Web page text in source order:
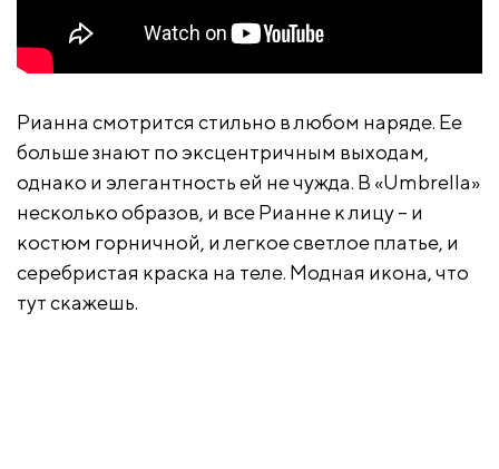
Рианна смотрится стильно в любом наряде. Ее
больше знают по эксцентричным выходам,
однако и элегантность ей не чужда. В «Umbrella»
несколько образов, и все Рианне к лицу – и
костюм горничной, и легкое светлое платье, и
серебристая краска на теле. Модная икона, что
тут скажешь.